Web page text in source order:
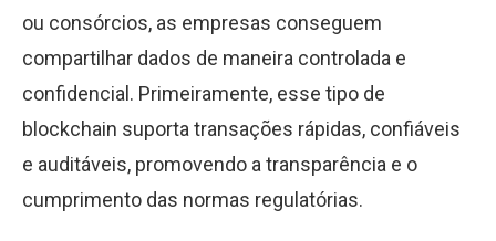
ou consórcios, as empresas conseguem
compartilhar dados de maneira controlada e
confidencial. Primeiramente, esse tipo de
blockchain suporta transações rápidas, confiáveis
e auditáveis, promovendo a transparência e o
cumprimento das normas regulatórias.